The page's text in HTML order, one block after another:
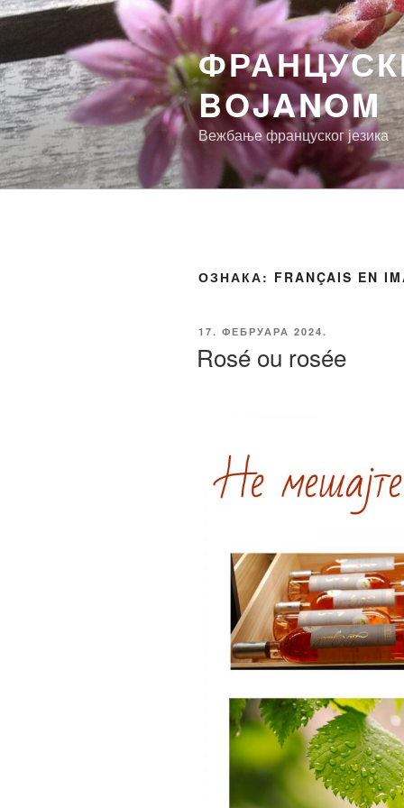
Скочи
на
садржај
BOJANOM
Вежбање француског језика
ОЗНАКА: FRANÇAIS EN
ОБЈАВЉЕНО
17. ФЕБРУАРА 2024.
Rosé ou rosée